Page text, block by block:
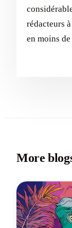
rédacteurs
en moins de
More